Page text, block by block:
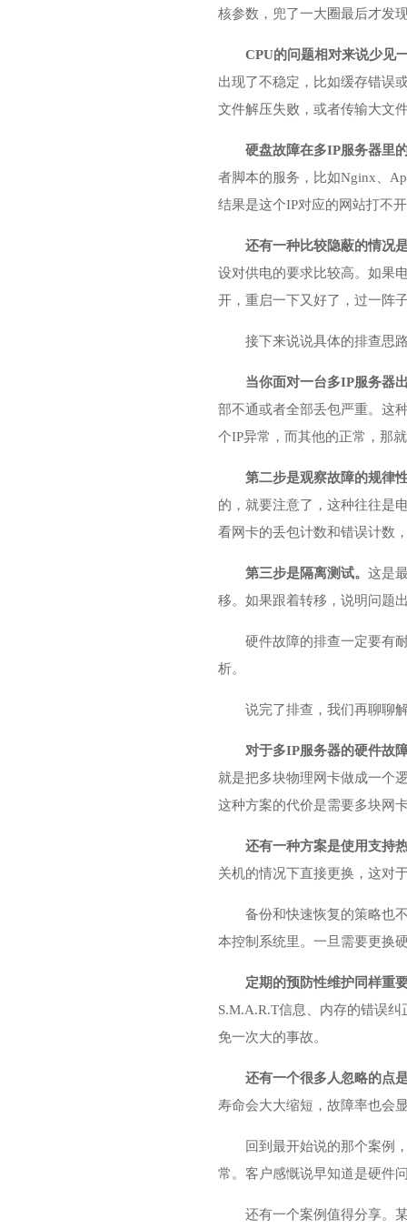
核参数，兜了一大圈最后才发
CPU的问题相对来说少见
出现了不稳定，比如缓存错误
文件解压失败，或者传输大文
硬盘故障在多IP服务器里
者脚本的服务，比如Nginx、
结果是这个IP对应的网站打不
还有一种比较隐蔽的情况
设对供电的要求比较高。如果
开，重启一下又好了，过一阵
接下来说说具体的排查思
当你面对一台多IP服务器
部不通或者全部丢包严重。这
个IP异常，而其他的正常，那
第二步是观察故障的规律
的，就要注意了，这种往往是
看网卡的丢包计数和错误计数
第三步是隔离测试。 这是
移。如果跟着转移，说明问题
硬件故障的排查一定要有
析。
说完了排查，我们再聊聊
对于多IP服务器的硬件故
就是把多块物理网卡做成一个
这种方案的代价是需要多块网
还有一种方案是使用支持
关机的情况下直接更换，这对
备份和快速恢复的策略也
本控制系统里。一旦需要更换
定期的预防性维护同样重
S.M.A.R.T信息、内存的错误
免一次大的事故。
还有一个很多人忽略的点
寿命会大大缩短，故障率也会
回到最开始说的那个案例
常。客户感慨说早知道是硬件
还有一个案例值得分享。